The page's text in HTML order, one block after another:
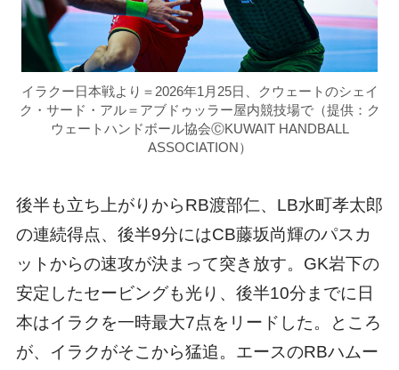
イラクー日本戦より＝2026年1月25日、クウェートのシェイ
ク・サード・アル＝アブドゥッラー屋内競技場で（提供：ク
ウェートハンドボール協会ⒸKUWAIT HANDBALL
ASSOCIATION）
後半も立ち上がりからRB渡部仁、LB水町孝太郎
の連続得点、後半9分にはCB藤坂尚輝のパスカ
ットからの速攻が決まって突き放す。GK岩下の
安定したセービングも光り、後半10分までに日
本はイラクを一時最大7点をリードした。ところ
が、イラクがそこから猛追。エースのRBハムー